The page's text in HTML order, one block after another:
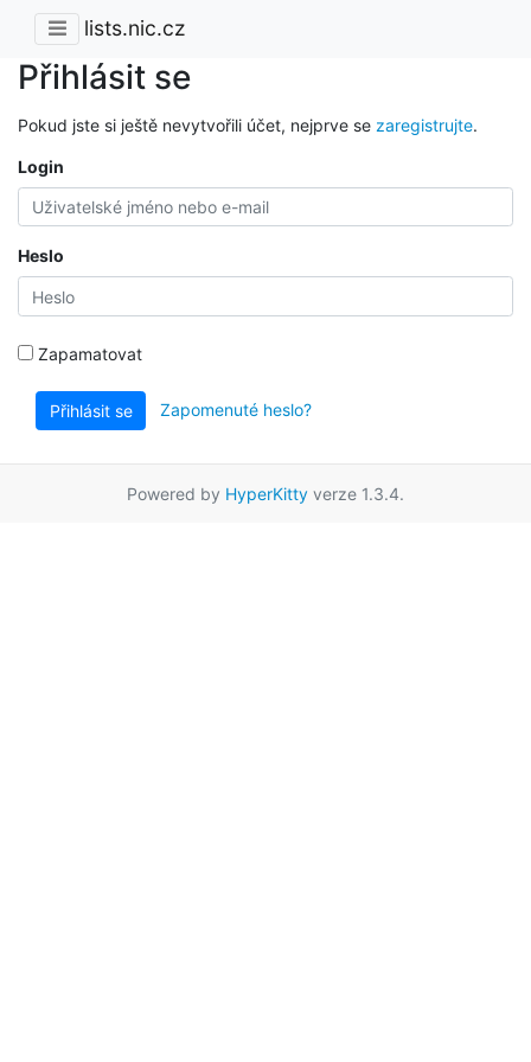
lists.nic.cz
Přihlásit se
Pokud jste si ještě nevytvořili účet, nejprve se zaregistrujte.
Login
Heslo
Zapamatovat
Přihlásit se Zapomenuté heslo?
Powered by HyperKitty verze 1.3.4.